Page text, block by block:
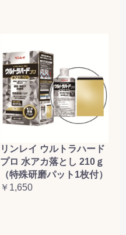
リンレイ ウルトラハード
プロ 水アカ落とし 210ｇ
（特殊研磨パット1枚付）
￥1,650